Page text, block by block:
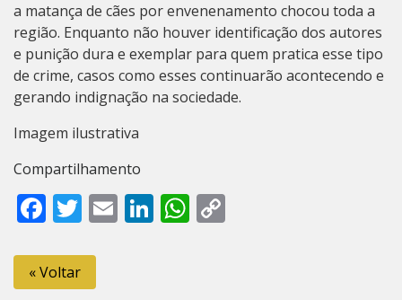
a matança de cães por envenenamento chocou toda a
região. Enquanto não houver identificação dos autores
e punição dura e exemplar para quem pratica esse tipo
de crime, casos como esses continuarão acontecendo e
gerando indignação na sociedade.
Imagem ilustrativa
Compartilhamento
Facebook
Twitter
EmailLinkedIn
WhatsApp
« Voltar